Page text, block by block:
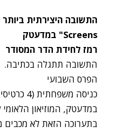
Screens" במדעטק
רמז לחידת הדר המסודר
התשובה תתגלה בכתיבה.
הפרס השבועי
במדעטק, המוזיאון
בתערוכה הזאת לא מכבים